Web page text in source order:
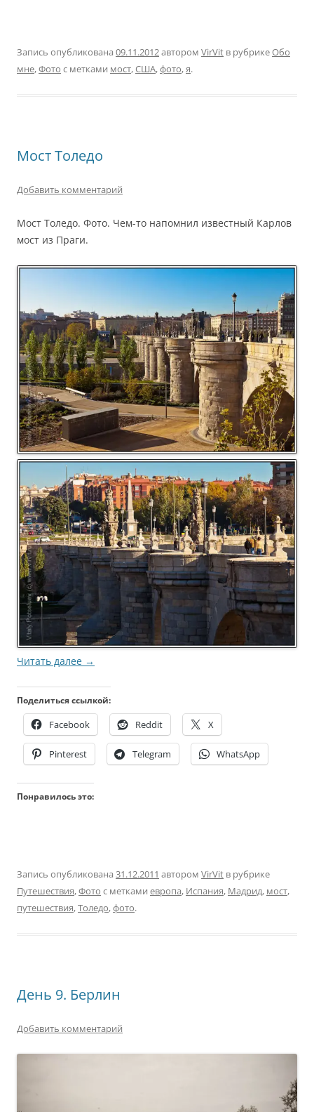
Запись опубликована 09.11.2012автором VirVit в рубрикеОбо
мне,Фото с метками мост,США,фото,я.
Мост Толедо
Добавить комментарий
Мост Толедо. Фото. Чем-то напомнил известный Карлов
мост из Праги.
Читать далее →
Поделиться ссылкой:
Facebook Reddit X
Pinterest Telegram WhatsApp
Понравилось это:
Запись опубликована 31.12.2011 автором VirVit в рубрике
Путешествия,Фото с метками европа, Испания, Мадрид, мост,
путешествия,Толедо,фото.
День 9. Берлин
Добавить комментарий